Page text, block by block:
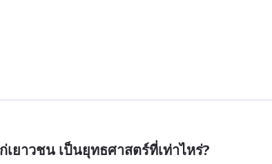
ยาวชน เป็นยุทธศาสตร์ที่เท่าไหร่?